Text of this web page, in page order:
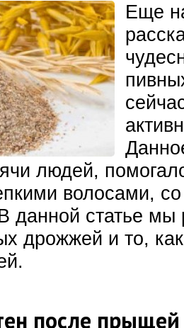
Еще
людей,
волосами,
данной статье мы
дрожжей и то,
после прыщей